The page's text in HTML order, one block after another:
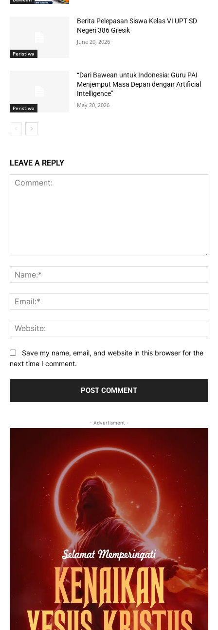
Peristiwa
Berita Pelepasan Siswa Kelas VI UPT SD
Negeri 386 Gresik
June 20, 2026
Peristiwa
“Dari Bawean untuk Indonesia: Guru PAI
Menjemput Masa Depan dengan Artificial
Intelligence”
May 20, 2026
LEAVE A REPLY
Save my name, email, and website in this browser for the
next time I comment.
- Advertisment -